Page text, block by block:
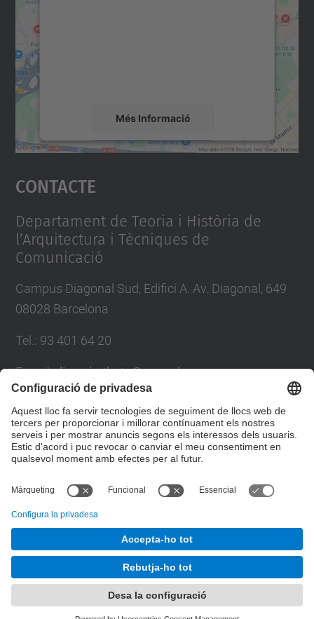
Més Informació
Accepta
powered by
Contacte
Departament de Teoria i Història de
l’Arquitectura i Tècniques de
Comunicació
Campus Diagonal Sud, Edifici A. Av. Diagonal, 649
08028 Barcelona
Tel. : 93 401 64 20
E-mail:direccio.thatc@upc.edu
Formulari de contacte
© UPCDepartament de Teoria i Història de l'Arquitectura i
Tècniques de Comunicació
Desenvolupat amb
Mapa del lloc
Accessibilitat